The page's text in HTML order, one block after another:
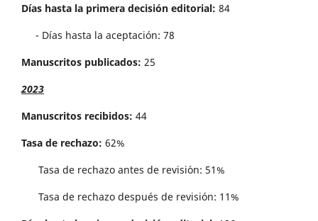
Días hasta la primera decisión editorial: 84
- Días hasta la aceptación: 78
Manuscritos publicados: 25
2023
Manuscritos recibidos: 44
Tasa de rechazo: 62%
Tasa de rechazo antes de revisi´on: 51%
Tasa de rechazo después de revisión: 11%